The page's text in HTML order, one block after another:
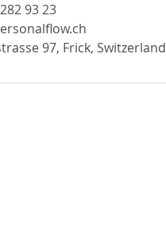
93 23‬
97, Frick, Switzerland